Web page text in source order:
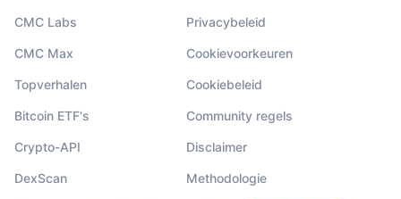
CMC Labs
CMC Max
Topverhalen
Bitcoin ETF's
Crypto-API
DexScan
Privacybeleid
Cookievoorkeuren
Cookiebeleid
Community regels
Disclaimer
Methodologie